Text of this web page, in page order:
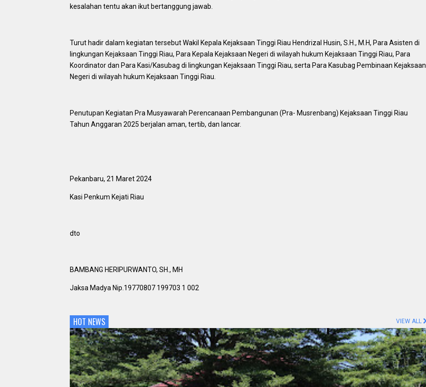
kesalahan tentu akan ikut bertanggung jawab.
Turut hadir dalam kegiatan tersebut Wakil Kepala Kejaksaan Tinggi Riau Hendrizal Husin, S.H., M.H, Para Asisten di
lingkungan Kejaksaan Tinggi Riau, Para Kepala Kejaksaan Negeri di wilayah hukum Kejaksaan Tinggi Riau, Para
Koordinator dan Para Kasi/Kasubag di lingkungan Kejaksaan Tinggi Riau, serta Para Kasubag Pembinaan Kejaksaan
Negeri di wilayah hukum Kejaksaan Tinggi Riau.
Penutupan Kegiatan Pra Musyawarah Perencanaan Pembangunan (Pra- Musrenbang) Kejaksaan Tinggi Riau
Tahun Anggaran 2025 berjalan aman, tertib, dan lancar.
Pekanbaru, 21 Maret 2024
Kasi Penkum Kejati Riau
dto
BAMBANG HERIPURWANTO, SH., MH
Jaksa Madya Nip.19770807 199703 1 002
HOT NEWS VIEW ALL